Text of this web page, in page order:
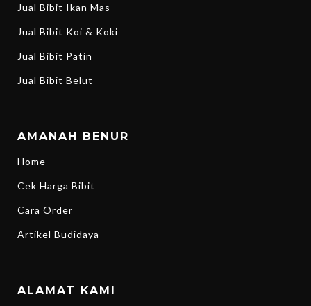
Jual Bibit Ikan Mas
Jual Bibit Koi & Koki
Jual Bibit Patin
Jual Bibit Belut
AMANAH BENUR
Home
Cek Harga Bibit
Cara Order
Artikel Budidaya
ALAMAT KAMI